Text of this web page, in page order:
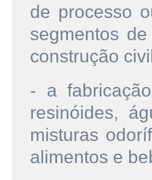
de processo
segmentos
construção
- a
resinóides,
misturas
alimentos e